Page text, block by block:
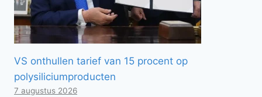
VS onthullen tarief van 15 procent op
polysiliciumproducten
7 augustus 2026